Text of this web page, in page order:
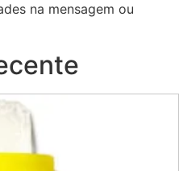
na mensagem ou